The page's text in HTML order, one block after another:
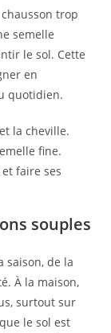
trop
semelle
le sol. Cette
en
quotidien.
la cheville.
fine.
faire ses
souples
saison, de la
À la maison,
surtout sur
le sol est